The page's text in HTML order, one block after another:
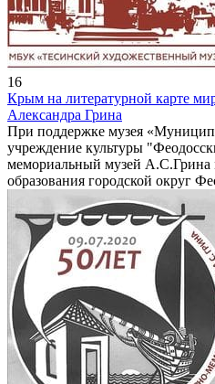
16
Крым на литературной карте
Александра Грина
При поддержке музея
учреждение культуры
мемориальный музей А.С.Грина
образования городской округ